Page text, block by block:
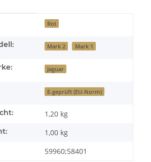
Rot
Mark 2 Mark 1
Jaguar
E-geprüft (EU-Norm)
1,20 kg
1,00 kg
59960;58401